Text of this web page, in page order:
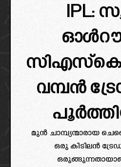
IPL:
വമ്പൻ
മുൻ ചാമ്പ്യന്മാരായ
ഒരു കിടിലൻ
ഒരുങ്ങുന്നതായാണ്